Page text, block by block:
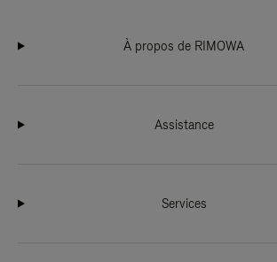
À propos de RIMOWA
Assistance
Services